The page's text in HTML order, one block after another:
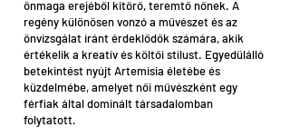
önmaga erejéből kitörő, teremtő nőnek. A
regény különösen vonzó a művészet és az
önvizsgálat iránt érdeklődők számára, akik
értékelik a kreatív és költői stílust. Egyedülálló
betekintést nyújt Artemisia életébe és
küzdelmébe, amelyet női művészként egy
férfiak által dominált társadalomban
folytatott.